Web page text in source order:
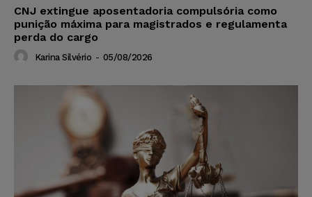
CNJ extingue aposentadoria compulsória como
punição máxima para magistrados e regulamenta
perda do cargo
Karina Silvério - 05/08/2026